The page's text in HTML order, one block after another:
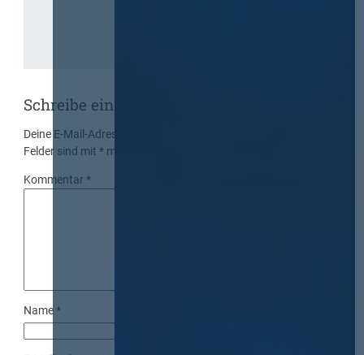
Schreibe einen Kommentar
Deine E-Mail-Adresse wird nicht veröffentlicht.
Felder sind mit* markiert
Kommentar*
Name*